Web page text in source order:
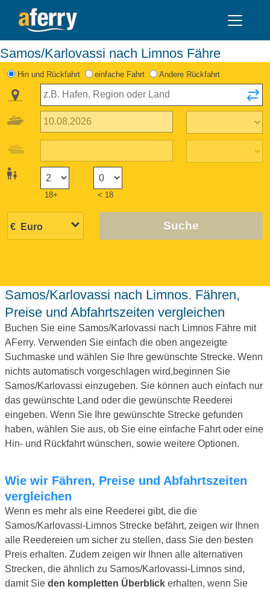
Samos/Karlovassi nach Limnos Fähre
Hin und Rückfahrt einfache Fahrt Andere Rückfahrt
18+ < 18
Suche
Samos/Karlovassi nach Limnos. Fähren,
Preise und Abfahrtszeiten vergleichen
Buchen Sie eine Samos/Karlovassi nach Limnos Fähre mit
AFerry. Verwenden Sie einfach die oben angezeigte
Suchmaske und wählen Sie Ihre gewünschte Strecke. Wenn
nichts automatisch vorgeschlagen wird,beginnen Sie
Samos/Karlovassi einzugeben. Sie können auch einfach nur
das gewünschte Land oder die gewünschte Reederei
eingeben. Wenn Sie Ihre gewünschte Strecke gefunden
haben, wählen Sie aus, ob Sie eine einfache Fahrt oder eine
Hin- und Rückfahrt wünschen, sowie weitere Optionen.
Wie wir Fähren, Preise und Abfahrtszeiten
vergleichen
Wenn es mehr als eine Reederei gibt, die die
Samos/Karlovassi-Limnos Strecke befährt, zeigen wir Ihnen
alle Reedereien um sicher zu stellen, dass Sie den besten
Preis erhalten. Zudem zeigen wir Ihnen alle alternativen
Strecken, die ähnlich zu Samos/Karlovassi-Limnos sind,
damit Sie den kompletten Überblick erhalten, wenn Sie